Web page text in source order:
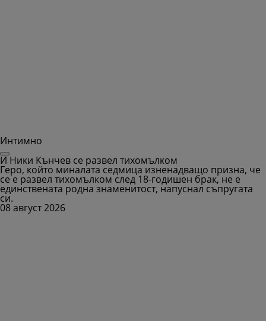
Интимно
И Ники Кънчев се развел тихомълком
Геро, който миналата седмица изненадващо призна, че
се е развел тихомълком след 18-годишен брак, не е
единствената родна знаменитост, напуснал съпругата
си.
08 август 2026